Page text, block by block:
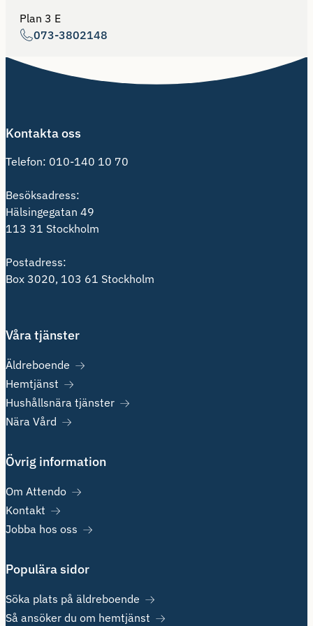
Plan 3 E
073-3802148
Kontakta oss
Telefon: 010-140 10 70
Besöksadress:
Hälsingegatan 49
113 31 Stockholm
Postadress:
Box 3020, 103 61 Stockholm
Våra tjänster
Äldreboende
Hemtjänst
Hushållsnära tjänster
Nära Vård
Övrig information
Om Attendo
Kontakt
Jobba hos oss
Populära sidor
Söka plats på äldreboende
Så ansöker du om hemtjänst